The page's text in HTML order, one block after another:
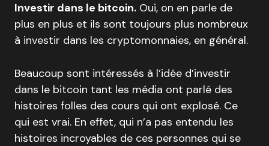
Investir dans le bitcoin. Oui, on en parle de
plus en plus et ils sont toujours plus nombreux
à investir dans les cryptomonnaies, en général.
Beaucoup sont intéressés à l’idée d’investir
dans le bitcoin tant les média ont parlé des
histoires folles des cours qui ont explosé. Ce
qui est vrai. En effet, qui n’a pas entendu les
histoires incroyables de ces personnes qui se